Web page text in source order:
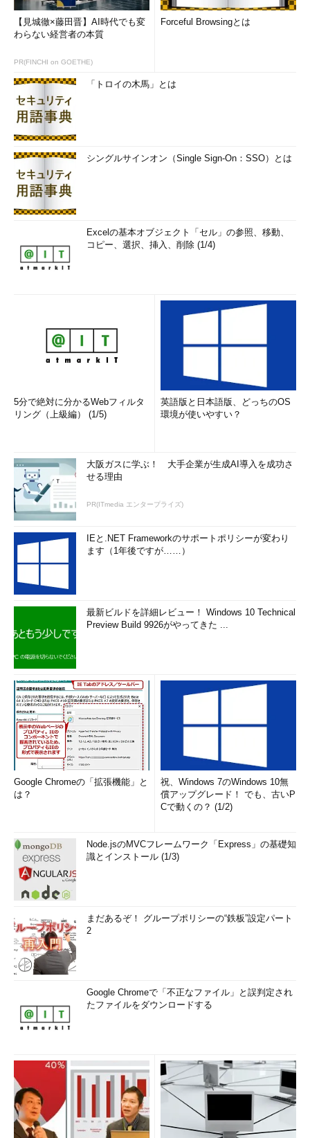
【見城徹×藤田晋】AI時代でも変
わらない経営者の本質
PR(FINCHI on GOETHE)
Forceful Browsingとは
「トロイの木馬」とは
シングルサインオン（Single Sign-On：SSO）とは
Excelの基本オブジェクト「セル」の参照、移動、
コピー、選択、挿入、削除 (1/4)
5分で絶対に分かるWebフィルタ
リング（上級編） (1/5)
英語版と日本語版、どっちのOS
環境が使いやすい？
大阪ガスに学ぶ！ 大手企業が生成AI導入を成功さ
せる理由
PR(ITmedia エンタープライズ)
IEと.NET Frameworkのサポートポリシーが変わり
ます（1年後ですが……）
最新ビルドを詳細レビュー！ Windows 10 Technical
Preview Build 9926がやってきた ...
Google Chromeの「拡張機能」と
は？
祝、Windows 7のWindows 10無
償アップグレード！ でも、古いP
Cで動くの？ (1/2)
Node.jsのMVCフレームワーク「Express」の基礎知
識とインストール (1/3)
まだあるぞ！ グループポリシーの“鉄板”設定パート
2
Google Chromeで「不正なファイル」と誤判定され
たファイルをダウンロードする